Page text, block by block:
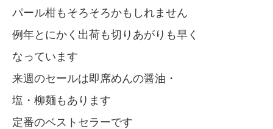
パール柑もそろそろかもしれません
例年とにかく出荷も切りあがりも早く
なっています
来週のセールは即席めんの醤油・
塩・柳麺もあります
定番のベストセラーです